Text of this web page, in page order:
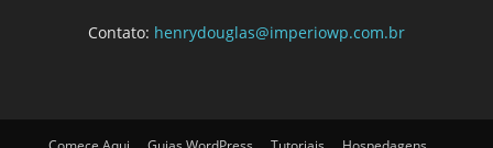
Contato: henrydouglas@imperiowp.com.br